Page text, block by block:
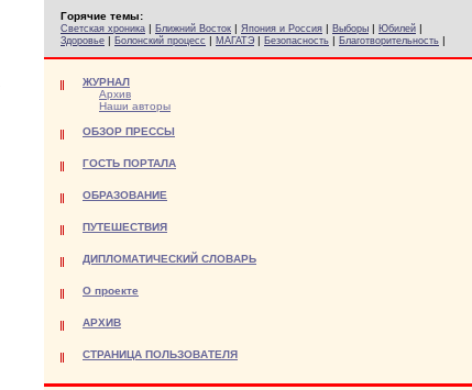
Горячие темы:
Светская хроника | Ближний Восток | Япония и Россия | Выборы | Юбилей |
Здоровье | Болонский процесс | МАГАТЭ | Безопасность | Благотворительность |
ЖУРНАЛ
Архив
Наши авторы
ОБЗОР ПРЕССЫ
ГОСТЬ ПОРТАЛА
ОБРАЗОВАНИЕ
ПУТЕШЕСТВИЯ
ДИПЛОМАТИЧЕСКИЙ СЛОВАРЬ
О проекте
АРХИВ
СТРАНИЦА ПОЛЬЗОВАТЕЛЯ